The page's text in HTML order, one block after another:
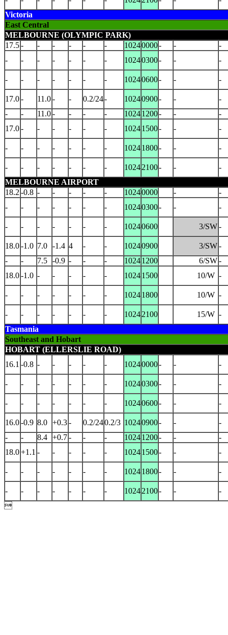
Victoria
East Central
MELBOURNE (OLYMPIC PARK)
17.5- - - - - - 10240000- -
-
-
- - - - - - 10240300- - -
- - - - - - - 10240600- - -
17.0- 11.0- - 0.2/24- 10240900- -
-
-
- 11.0- - - - 10241200- -
-
17.0- - - - - - 10241500- - -
- - - - - - - 10241800- - -
- - - - - - - 10242100- -
-
MELBOURNE AIRPORT
18.2 -0.8 - - - - - 10240000 -
-
-
- - - - - - 10240300- - -
- - - - - - - 10240600 3/SW-
18.0-1.0 7.0 -1.4 4 - - 10240900 3/SW-
-
- 7.5 -0.9 - - - 10241200 6/SW-
18.0-1.0 - - - - - 10241500 10/W -
- - - - - - - 10241800 10/W -
- - - - - - - 10242100 15/W -
Tasmania
Southeast and Hobart
HOBART (ELLERSLIE ROAD)
16.1 -0.8 - - - - - 10240000- - -
- - - - - - - 10240300- - -
- - - - - - - 10240600- - -
16.0-0.9 8.0 +0.3- 0.2/240.2/3 10240900- -
-
-
- 8.4 +0.7- - - 10241200- -
-
18.0+1.1 - - - - - 10241500- - -
- - - - - - - 10241800- - -
- - - - - - - 10242100- -
-
